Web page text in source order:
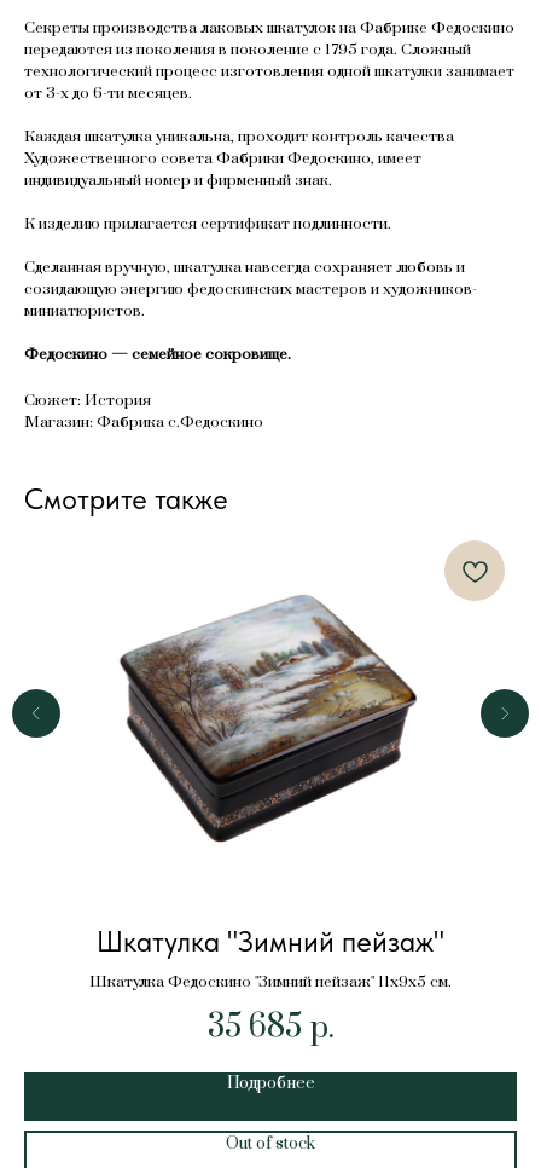
Секреты производства лаковых шкатулок на Фабрике Федоскино
передаются из поколения в поколение с 1795 года. Сложный
технологический процесс изготовления одной шкатулки занимает
от 3-х до 6-ти месяцев.
Каждая шкатулка уникальна, проходит контроль качества
Художественного совета Фабрики Федоскино, имеет
индивидуальный номер и фирменный знак.
К изделию прилагается сертификат подлинности.
Сделанная вручную, шкатулка навсегда сохраняет любовь и
созидающую энергию федоскинских мастеров и художников-
миниатюристов.
Федоскино — семейное сокровище.
Сюжет: История
Магазин: Фабрика с.Федоскино
Смотрите также
Шкатулка "Зимний пейзаж"
Шкатулка Федоскино "Зимний пейзаж" 11х9х5 см.
35 685 р.
Подробнее
Out of stock